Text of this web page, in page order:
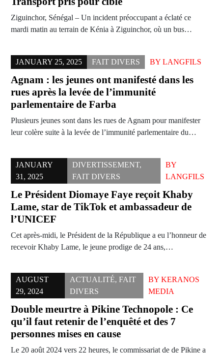
Ziguinchor, Sénégal – Un incident préoccupant a éclaté ce
mardi matin au terrain de Kénia à Ziguinchor, où un bus…
JANUARY 25, 2025 FAIT DIVERS BY LANGFILS
Agnam : les jeunes ont manifesté dans les
rues après la levée de l’immunité
parlementaire de Farba
Plusieurs jeunes sont dans les rues de Agnam pour manifester
leur colère suite à la levée de l’immunité parlementaire du…
JANUARY
31, 2025
DIVERTISSEMENT,
FAIT DIVERS
BY
LANGFILS
Le Président Diomaye Faye reçoit Khaby
Lame, star de TikTok et ambassadeur de
l’UNICEF
Cet après-midi, le Président de la République a eu l’honneur de
recevoir Khaby Lame, le jeune prodige de 24 ans,…
AUGUST
29, 2024
ACTUALITÉ, FAIT
DIVERS
BYKERANOS
MEDIA
Double meurtre à Pikine Technopole : Ce
qu’il faut retenir de l’enquêté et des 7
personnes mises en cause
Le 20 août 2024 vers 22 heures, le commissariat de de Pikine a